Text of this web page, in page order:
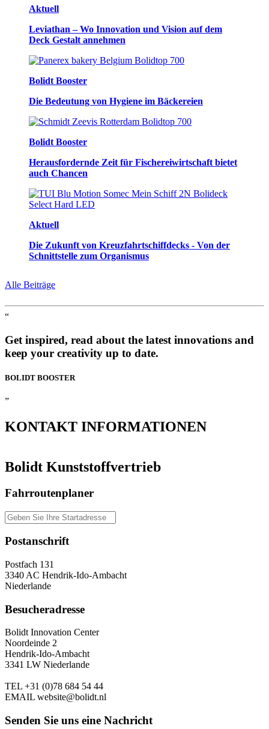
Aktuell
Leviathan – Wo Innovation und Vision auf dem
Deck Gestalt annehmen
Bolidt Booster
Die Bedeutung von Hygiene im Bäckereien
Bolidt Booster
Herausfordernde Zeit für Fischereiwirtschaft bietet
auch Chancen
Aktuell
Die Zukunft von Kreuzfahrtschiffdecks - Von der
Schnittstelle zum Organismus
Alle Beiträge
“
Get inspired, read about the latest innovations and
keep your creativity up to date.
BOLIDT BOOSTER
”
KONTAKT INFORMATIONEN
Bolidt Kunststoffvertrieb
Fahrroutenplaner
Postanschrift
Postfach 131
3340 AC Hendrik-Ido-Ambacht
Niederlande
Besucheradresse
Bolidt Innovation Center
Noordeinde 2
Hendrik-Ido-Ambacht
3341 LW Niederlande
TEL +31 (0)78 684 54 44
EMAIL website@bolidt.nl
Senden Sie uns eine Nachricht